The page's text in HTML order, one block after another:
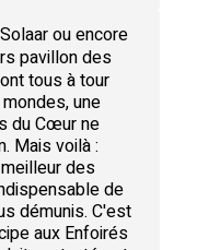
ou encore
pavillon des
tous à tour
une
du Cœur ne
Mais voilà :
des
de
démunis. C'est
aux Enfoirés